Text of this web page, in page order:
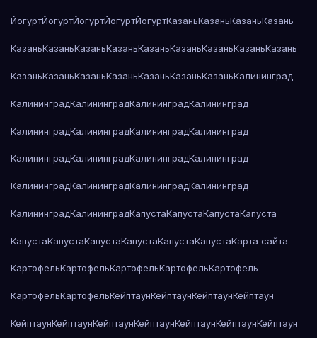
ЙогуртЙогуртЙогуртЙогуртЙогуртКазаньКазаньКазаньКазань
КазаньКазаньКазаньКазаньКазаньКазаньКазаньКазаньКазань
КазаньКазаньКазаньКазаньКазаньКазаньКазаньКалининград
КалининградКалининградКалининградКалининград
КалининградКалининградКалининградКалининград
КалининградКалининградКалининградКалининград
КалининградКалининградКалининградКалининград
КалининградКалининградКапустаКапустаКапустаКапуста
КапустаКапустаКапустаКапустаКапустаКапустаКарта сайта
КартофельКартофельКартофельКартофельКартофель
КартофельКартофельКейптаунКейптаунКейптаунКейптаун
КейптаунКейптаунКейптаунКейптаунКейптаунКейптаунКейптаун